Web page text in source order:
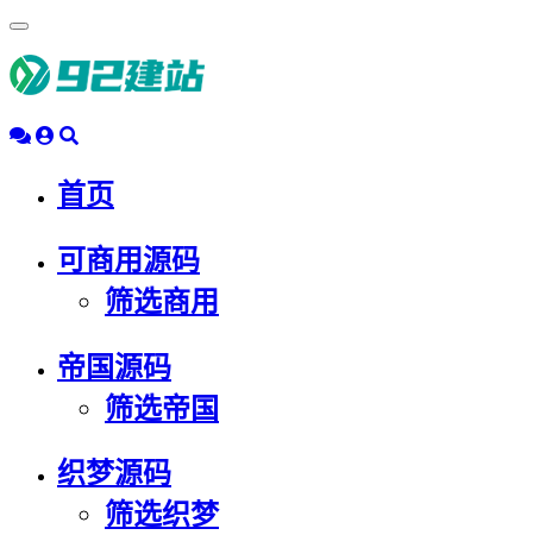
动
导
首页
可商用源码
筛选商用
帝国源码
筛选帝国
织梦源码
筛选织梦